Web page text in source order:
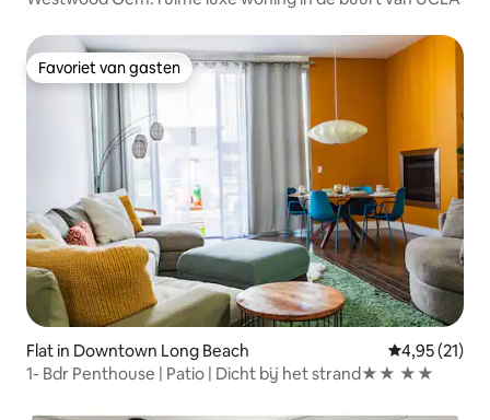
Favoriet van gasten
Favoriet van gasten
Flat in Downtown Long Beach Gemiddelde
4,95 (21)
1- Bdr Penthouse | Patio | Dicht bij het strand★★ ★★